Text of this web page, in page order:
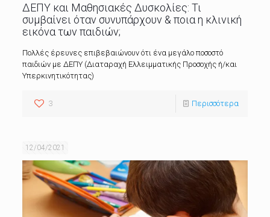
ΔΕΠΥ και Μαθησιακές Δυσκολίες: Τι
συμβαίνει όταν συνυπάρχουν & ποια η κλινική
εικόνα των παιδιών;
Πολλές έρευνες επιβεβαιώνουν ότι ένα μεγάλο ποσοστό
παιδιών με ΔΕΠΥ (Διαταραχή Ελλειμματικής Προσοχής ή/και
Υπερκινητικότητας)
3 Περισσότερα
12/04/2021